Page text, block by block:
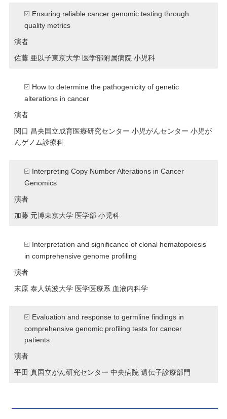
Ensuring reliable cancer genomic testing through
quality metrics
演者
佐藤 亜以子東京大学 医学部附属病院 小児科
How to determine the pathogenicity of genetic
alterations in cancer
演者
関口 昌央国立成育医療研究センター 小児がんセンター 小児が
んゲノム診療科
Interpreting Copy Number Alterations in Cancer
Genomics
演者
加藤 元博東京大学 医学部 小児科
Interpretation and significance of clonal hematopoiesis
in comprehensive genome profiling
演者
末原 泰人筑波大学 医学医療系 血液内科学
Evaluation and response to germline findings in
comprehensive genomic profiling tests for cancer
patients
演者
平田 真国立がん研究センター 中央病院 遺伝子診療部門